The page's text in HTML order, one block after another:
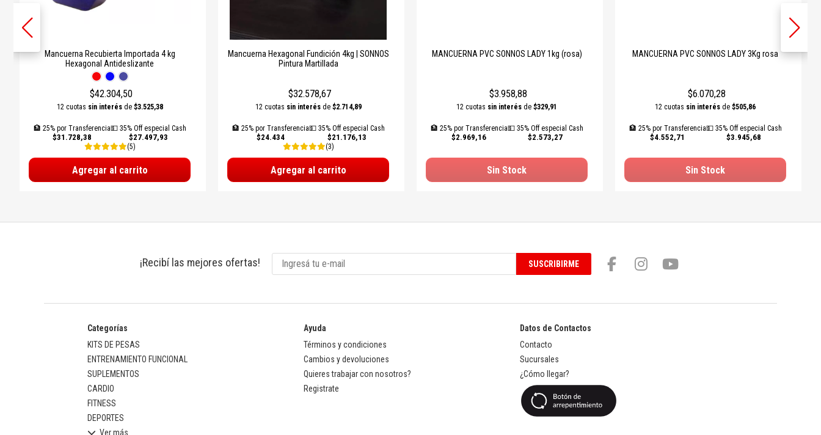
Mancuerna Recubierta Importada 4 kg
Hexagonal Antideslizante
$42.304,50
12 cuotas sin interésde $3.525,38
🏦 25% por Transferencia
$31.728,38
💵 35% Off especial Cash
$27.497,93
(5)
Agregar al carrito
Mancuerna Hexagonal Fundición 4kg | SONNOS
Pintura Martillada
$32.578,67
12 cuotas sin interésde $2.714,89
🏦 25% por Transferencia
$24.434
💵 35% Off especial Cash
$21.176,13
(3)
Agregar al carrito
MANCUERNA PVC SONNOS LADY 1kg (rosa)
$3.958,88
12 cuotas sin interés de $329,91
🏦 25% por Transferencia
$2.969,16
💵 35% Off especial Cash
$2.573,27
Sin Stock
MANCUERNA PVC SONNOS LADY 3Kg rosa
$6.070,28
12 cuotas sin interés de $505,86
🏦 25% por Transferencia
$4.552,71
💵 35% Off especial Cash
$3.945,68
Sin Stock
¡Recibí las mejores ofertas! SUSCRIBIRME
Categorías
KITS DE PESAS
ENTRENAMIENTO FUNCIONAL
SUPLEMENTOS
CARDIO
FITNESS
DEPORTES
Ver más
Ayuda
Términos y condiciones
Cambios y devoluciones
Quieres trabajar con nosotros?
Registrate
Datos de Contactos
Contacto
Sucursales
¿Cómo llegar?